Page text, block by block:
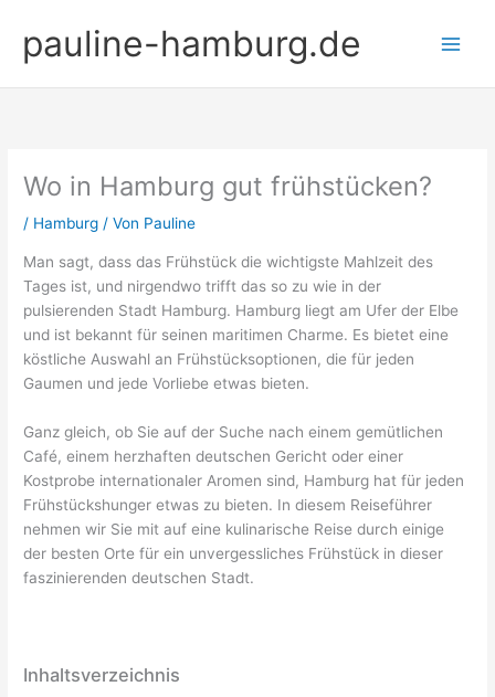
Inhalt
springen
pauline-hamburg.de
Wo in Hamburg gut frühstücken?
/ Hamburg / Von Pauline
Man sagt, dass das Frühstück die wichtigste Mahlzeit des
Tages ist, und nirgendwo trifft das so zu wie in der
pulsierenden Stadt Hamburg. Hamburg liegt am Ufer der Elbe
und ist bekannt für seinen maritimen Charme. Es bietet eine
köstliche Auswahl an Frühstücksoptionen, die für jeden
Gaumen und jede Vorliebe etwas bieten.
Ganz gleich, ob Sie auf der Suche nach einem gemütlichen
Café, einem herzhaften deutschen Gericht oder einer
Kostprobe internationaler Aromen sind, Hamburg hat für jeden
Frühstückshunger etwas zu bieten. In diesem Reiseführer
nehmen wir Sie mit auf eine kulinarische Reise durch einige
der besten Orte für ein unvergessliches Frühstück in dieser
faszinierenden deutschen Stadt.
Inhaltsverzeichnis